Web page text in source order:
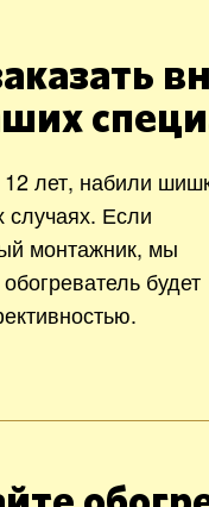
лет, набили
случаях. Если
монтажник, мы
будет